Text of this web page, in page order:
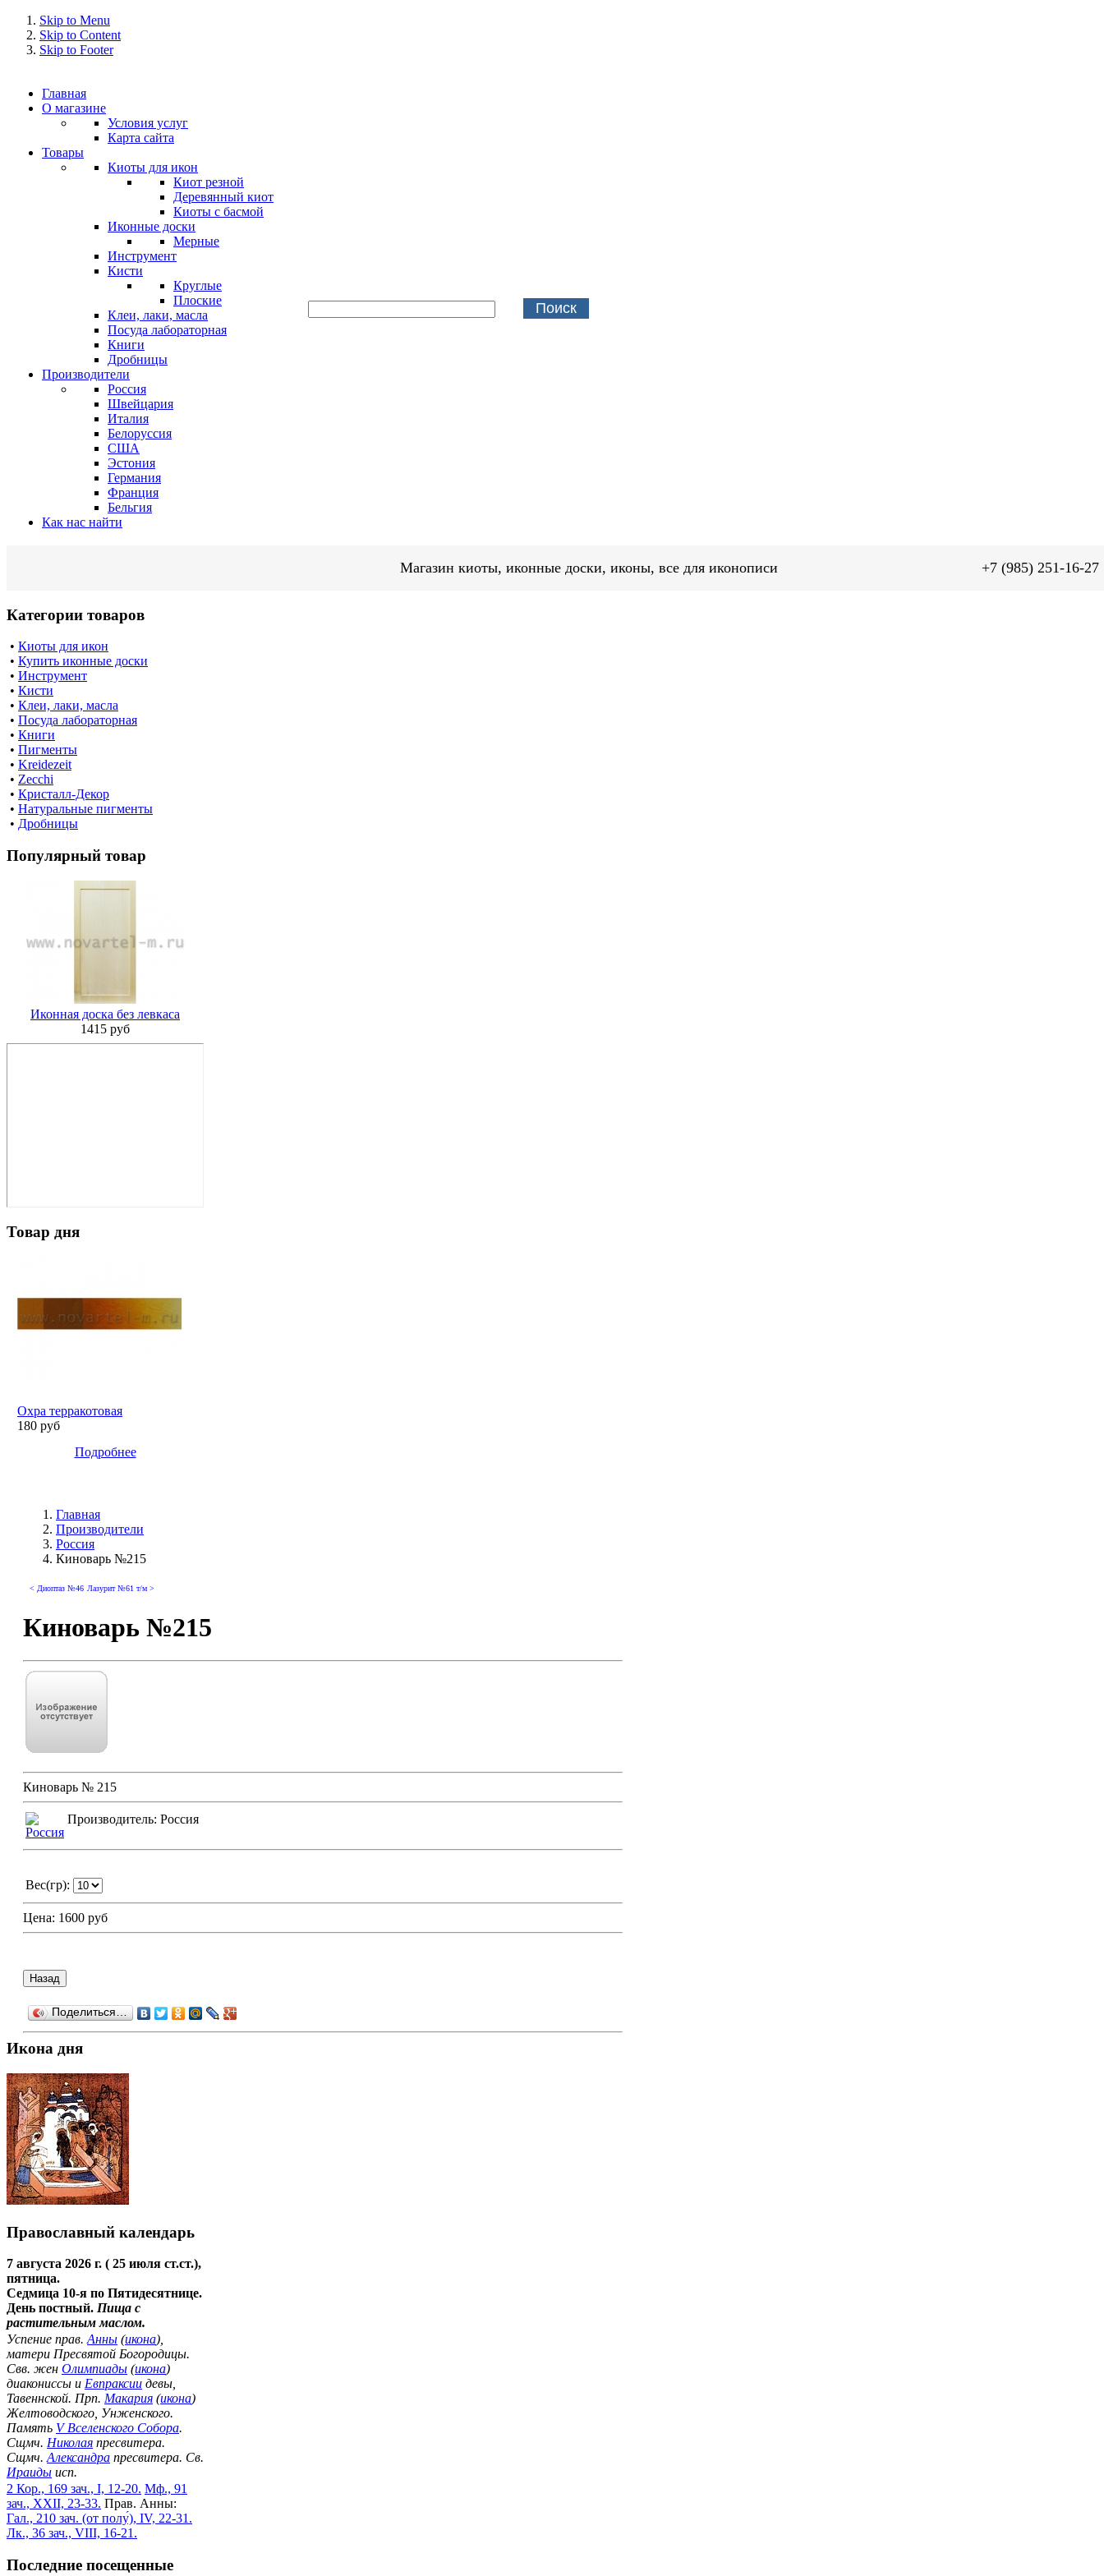
Skip to Menu
Skip to Content
Skip to Footer
Главная
О магазине
Условия услуг
Карта сайта
Товары
Киоты для икон
Киот резной
Деревянный киот
Киоты с басмой
Иконные доски
Мерные
Инструмент
Кисти
Круглые
Плоские
Клеи, лаки, масла
Посуда лабораторная
Книги
Дробницы
Производители
Россия
Швейцария
Италия
Белоруссия
США
Эстония
Германия
Франция
Бельгия
Как нас найти
Магазин киоты, иконные доски, иконы, все для иконописи +7 (985) 251-16-27
Категории товаров
• Киоты для икон
• Купить иконные доски
• Инструмент
• Кисти
• Клеи, лаки, масла
• Посуда лабораторная
• Книги
• Пигменты
• Kreidezeit
• Zecchi
• Кристалл-Декор
• Натуральные пигменты
• Дробницы
Популярный товар
Иконная доска без левкаса
1415 руб
Товар дня
Охра терракотовая
180 руб
Подробнее
Главная
Производители
Россия
Киноварь №215
< Диоптаз №46 Лазурит №61 т/м >
Киноварь №215
Киноварь № 215
Производитель: Россия
Вес(гр):
Цена: 1600 руб
Поделиться…
Икона дня
Православный календарь
7 августа 2026 г. ( 25 июля ст.ст.),
пятница.
Седмица 10-я по Пятидесятнице.
День постный. Пища с
растительным маслом.
Успение прав. Анны (икона),
матери Пресвятой Богородицы.
Свв. жен Олимпиады (икона)
диакониссы и Евпраксии девы,
Тавеннской. Прп. Макария (икона)
Желтоводского, Унженского.
Память V Вселенского Собора.
Сщмч. Николая пресвитера.
Сщмч. Александра пресвитера. Св.
Ираиды исп.
2 Кор., 169 зач., I, 12-20. Мф., 91
зач., XXII, 23-33. Прав. Анны:
Гал., 210 зач. (от полу́), IV, 22-31.
Лк., 36 зач., VIII, 16-21.
Последние посещенные